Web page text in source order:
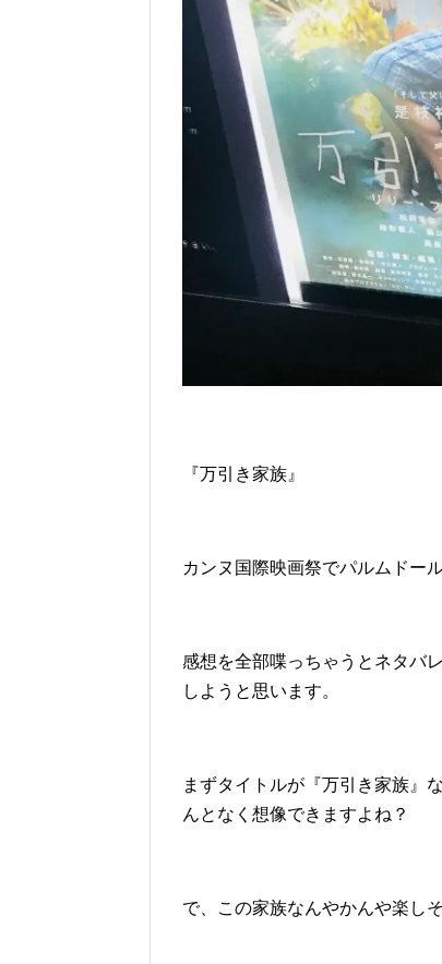
『万引き家族』
カンヌ国際映画祭でパルムドー
感想を全部喋っちゃうとネタバ
しようと思います。
まずタイトルが『万引き家族』
んとなく想像できますよね？
で、この家族なんやかんや楽し